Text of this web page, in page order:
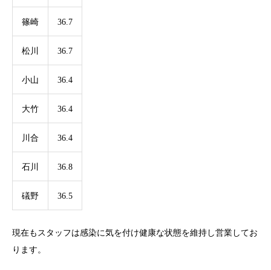
篠崎 36.7
松川 36.7
小山 36.4
大竹 36.4
川合 36.4
石川 36.8
礒野 36.5
現在もスタッフは感染に気を付け健康な状態を維持し営業してお
ります。